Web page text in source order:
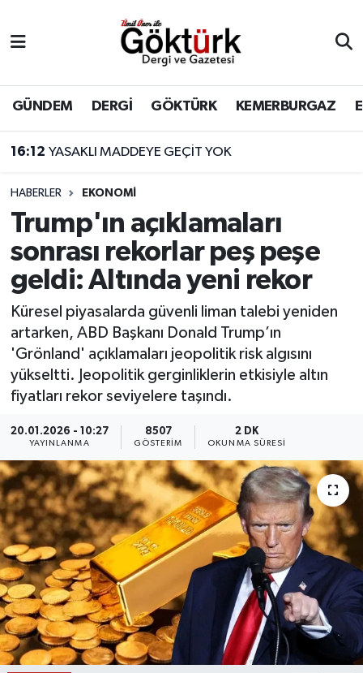
GÜNDEM DERGİ GÖKTÜRK KEMERBURGAZ
16:12 YASAKLI MADDEYE GEÇİT YOK
HABERLER EKONOMİ
Trump'ın açıklamaları
sonrası rekorlar peş peşe
geldi: Altında yeni rekor
Küresel piyasalarda güvenli liman talebi yeniden
artarken, ABD Başkanı Donald Trump’ın
'Grönland' açıklamaları jeopolitik risk algısını
yükseltti. Jeopolitik gerginliklerin etkisiyle altın
fiyatları rekor seviyelere taşındı.
20.01.2026 - 10:27
YAYINLANMA
8507
GÖSTERIM
2 DK
OKUNMA SÜRESI
BİLİM
DERGİ
DÜNYA
EĞİTİM
EKONOMİ
GÖKTÜRK
GÜNDEM
KEMERBURGAZ
KÜLTÜR - SANAT
MAGAZİN
ÖZEL HABER
SAĞLIK
SPOR
TEKNOLOJİ
Eyüpsultan Hava Durumu
Eyüpsultan Trafik Yoğunluk Haritası
Süper Lig Puan Durumu ve Fikstür
Tüm Manşetler
Son Dakika Haberleri
Haber Arşivi